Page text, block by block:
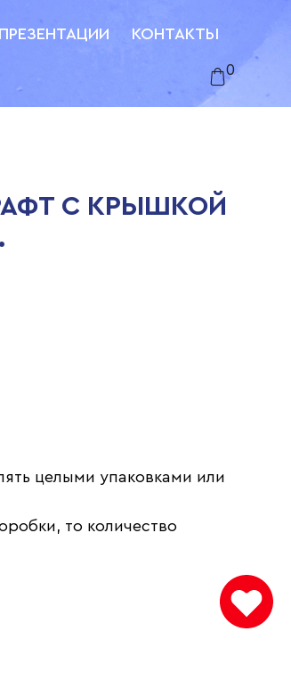
ПРЕЗЕНТАЦИИ
КОНТАКТЫ
0
С КРЫШКОЙ
целыми упаковками или
то количество